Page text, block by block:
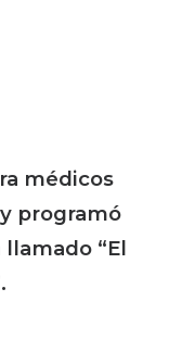
médicos
programó
“El